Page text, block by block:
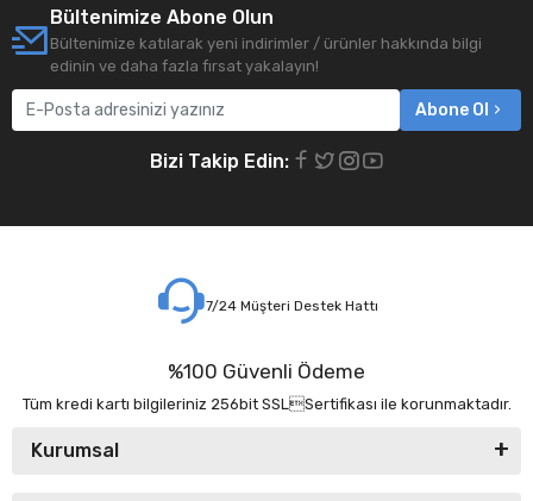
Bültenimize Abone Olun
Bültenimize katılarak yeni indirimler / ürünler hakkında bilgi
edinin ve daha fazla fırsat yakalayın!
Abone Ol
Bizi Takip Edin:
7/24 Müşteri Destek Hattı
%100 Güvenli Ödeme
Tüm kredi kartı bilgileriniz 256bit SSLSertifikası ile korunmaktadır.
Kurumsal